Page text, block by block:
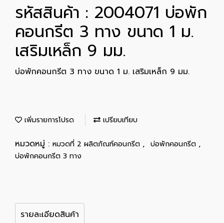
รหัสสินค้า : 2004071 บ่อพัก
คอนกรีต 3 ทาง ขนาด 1 ม.
เสริมเหล็ก 9 มม.
บ่อพักคอนกรีต 3 ทาง ขนาด 1 ม. เสริมเหล็ก 9 มม.
เพิ่มรายการโปรด เปรียบเทียบ
หมวดหมู่ : หมวดที่ 2 ผลิตภัณฑ์คอนกรีต , บ่อพักคอนกรีต ,
บ่อพักคอนกรีต 3 ทาง
รายละเอียดสินค้า